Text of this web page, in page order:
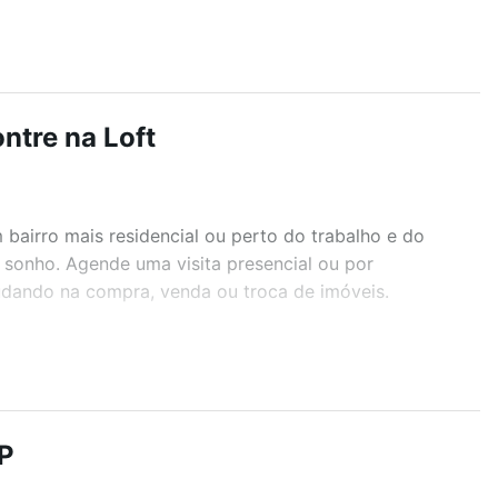
na Loft
bairro mais residencial ou perto do trabalho e do
Agende uma visita presencial ou por
na compra, venda ou troca de imóveis.
salão de festas ou área verde e encontrar